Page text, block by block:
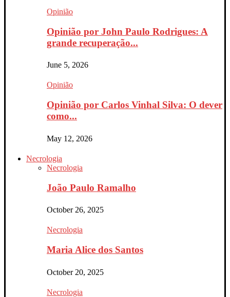
Opinião
Opinião por John Paulo Rodrigues: A
grande recuperação...
June 5, 2026
Opinião
Opinião por Carlos Vinhal Silva: O dever
como...
May 12, 2026
Necrologia
Necrologia
João Paulo Ramalho
October 26, 2025
Necrologia
Maria Alice dos Santos
October 20, 2025
Necrologia